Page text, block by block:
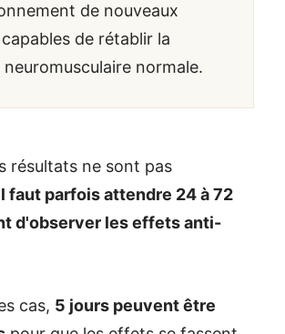
de nouveaux
de rétablir la
normale.
résultats ne sont pas
faut parfois attendre 24 à 72
d'observer les effets anti-
cas, 5 jours peuvent être